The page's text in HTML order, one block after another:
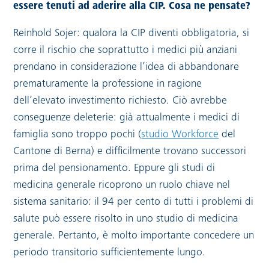
essere tenuti ad aderire alla CIP. Cosa ne pensate?
Reinhold Sojer: qualora la CIP diventi obbligatoria, si
corre il rischio che soprattutto i medici più anziani
prendano in considerazione l’idea di abbandonare
prematuramente la professione in ragione
dell’elevato investimento richiesto. Ciò avrebbe
conseguenze deleterie: già attualmente i medici di
famiglia sono troppo pochi (Link esterno:
studio Workforce del
Cantone di Berna) e difficilmente trovano successori
prima del pensionamento. Eppure gli studi di
medicina generale ricoprono un ruolo chiave nel
sistema sanitario: il 94 per cento di tutti i problemi di
salute può essere risolto in uno studio di medicina
generale. Pertanto, è molto importante concedere un
periodo transitorio sufficientemente lungo.